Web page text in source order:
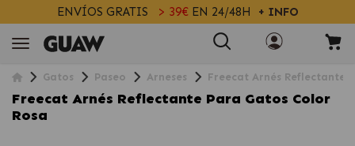
ENVÍOS GRATIS > 39€EN 24/48H + INFO
Gatos Paseo Arneses Freecat Arnés Reflectante
Freecat Arnés Reflectante Para Gatos Color
Rosa